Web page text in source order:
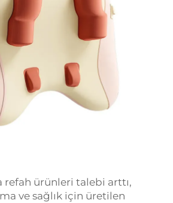
refah ürünleri talebi arttı,
ve sağlık için üretilen